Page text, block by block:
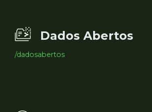
Dados Abertos
/dadosabertos